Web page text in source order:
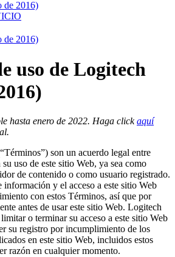
de 2016)
de 2016)
uso de Logitech
hasta enero de 2022. Haga clickaquí
son un acuerdo legal entre
uso de este sitio Web, ya sea como
de contenido o como usuario registrado.
y el acceso a este sitio Web
con estos Términos, así que por
antes de usar este sitio Web. Logitech
o terminar su acceso a este sitio Web
su registro por incumplimiento de los
en este sitio Web, incluidos estos
razón en cualquier momento.